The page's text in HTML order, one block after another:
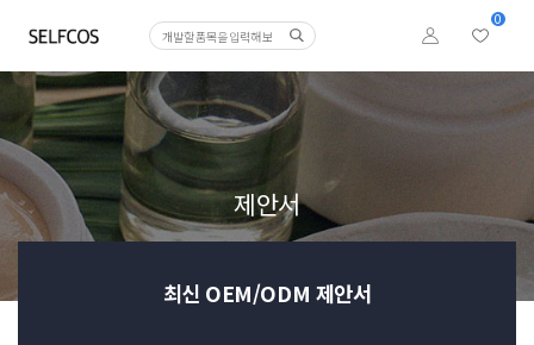
0
제안서
최신 OEM/ODM 제안서